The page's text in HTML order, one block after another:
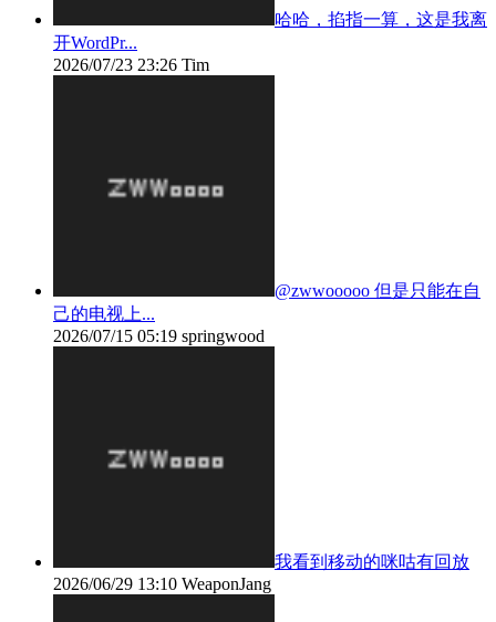
哈哈，掐指一算，这是我离
开WordPr...
2026/07/23 23:26 Tim
@zwwooooo 但是只能在自
己的电视上...
2026/07/15 05:19 springwood
我看到移动的咪咕有回放
2026/06/29 13:10 WeaponJang